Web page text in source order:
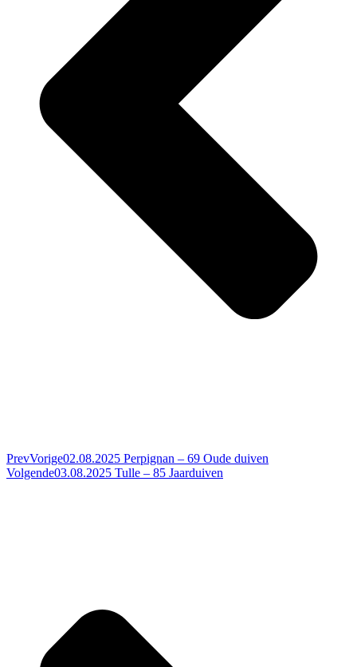
PrevVorige02.08.2025 Perpignan – 69 Oude duiven
Volgende03.08.2025 Tulle – 85 Jaarduiven